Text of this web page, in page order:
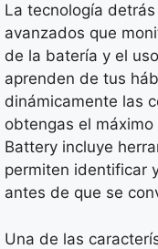
La tecnología
avanzados que
de la batería y el
aprenden de tus
dinámicamente las
obtengas el
Battery incluye
permiten identificar
antes de que se
Una de las